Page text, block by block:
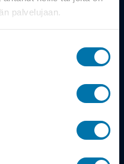
palvelujaan.